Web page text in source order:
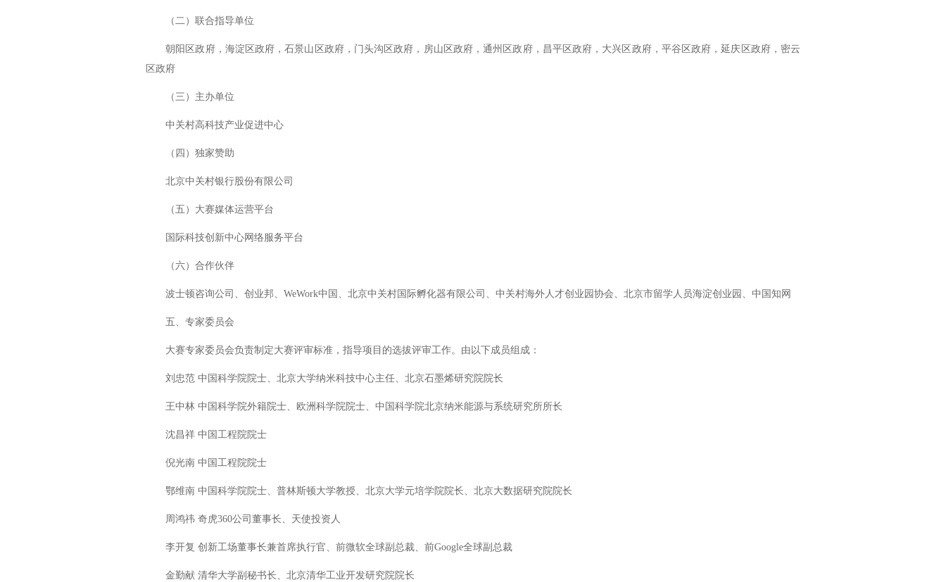
（二）联合指导单位
朝阳区政府，海淀区政府，石景山区政府，门头沟区政府，房山区政府，通州区政府，昌平区政府，大兴区政府，平谷区政府，延庆区政府，密云
区政府
（三）主办单位
中关村高科技产业促进中心
（四）独家赞助
北京中关村银行股份有限公司
（五）大赛媒体运营平台
国际科技创新中心网络服务平台
（六）合作伙伴
波士顿咨询公司、创业邦、WeWork中国、北京中关村国际孵化器有限公司、中关村海外人才创业园协会、北京市留学人员海淀创业园、中国知网
五、专家委员会
大赛专家委员会负责制定大赛评审标准，指导项目的选拔评审工作。由以下成员组成：
刘忠范 中国科学院院士、北京大学纳米科技中心主任、北京石墨烯研究院院长
王中林 中国科学院外籍院士、欧洲科学院院士、中国科学院北京纳米能源与系统研究所所长
沈昌祥 中国工程院院士
倪光南 中国工程院院士
鄂维南 中国科学院院士、普林斯顿大学教授、北京大学元培学院院长、北京大数据研究院院长
周鸿祎 奇虎360公司董事长、天使投资人
李开复 创新工场董事长兼首席执行官、前微软全球副总裁、前Google全球副总裁
金勤献 清华大学副秘书长、北京清华工业开发研究院院长